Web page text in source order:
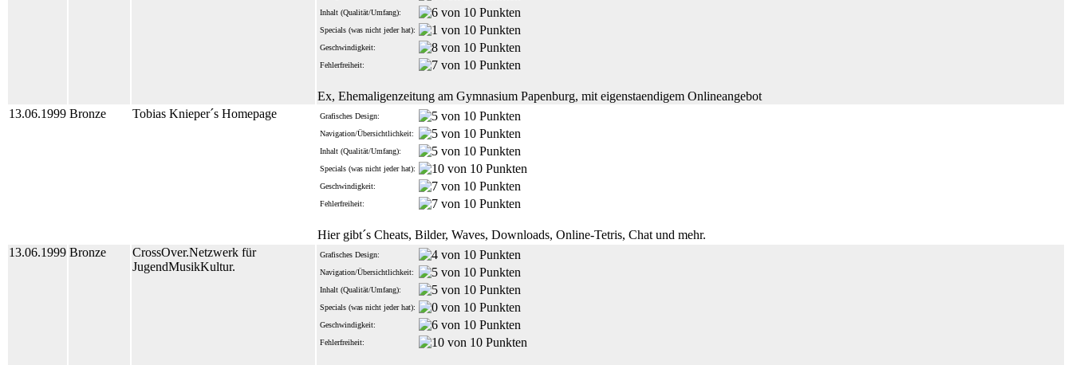
Inhalt (Qualität/Umfang):
Specials (was nicht jeder hat):
Geschwindigkeit:
Fehlerfreiheit:
Ex, Ehemaligenzeitung am Gymnasium Papenburg, mit eigenstaendigem Onlineangebot
13.06.1999 Bronze Tobias Knieper´s Homepage
Grafisches Design:
Navigation/Übersichtlichkeit:
Inhalt (Qualität/Umfang):
Specials (was nicht jeder hat):
Geschwindigkeit:
Fehlerfreiheit:
Hier gibt´s Cheats, Bilder, Waves, Downloads, Online-Tetris, Chat und mehr.
13.06.1999 Bronze
CrossOver.Netzwerk für
JugendMusikKultur.
Grafisches Design:
Navigation/Übersichtlichkeit:
Inhalt (Qualität/Umfang):
Specials (was nicht jeder hat):
Geschwindigkeit:
Fehlerfreiheit: